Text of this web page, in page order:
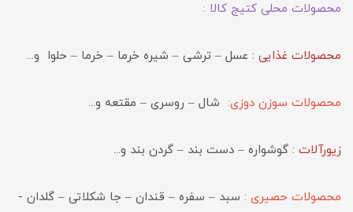
محصولات محلی کتیج کالا :
محصولات غذایی : عسل – ترشی – شیره خرما – خرما – حلوا و...
محصولات سوزن دوزی: شال – روسری – مقتعه و...
زیورآلات : گوشواره – دست بند – گردن بند و...
محصولات حصیری : سبد – سفره – قندان – جا شکلاتی – گلدان -